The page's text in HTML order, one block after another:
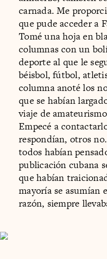
carnada. Me
que pude acceder a
Tomé una hoja en
columnas con un
deporte al que le
béisbol, fútbol,
columna anoté los
que se habían
viaje de
Empecé a
respondían, otros
todos habían
publicación cubana
que habían
mayoría se asumían
razón, siempre